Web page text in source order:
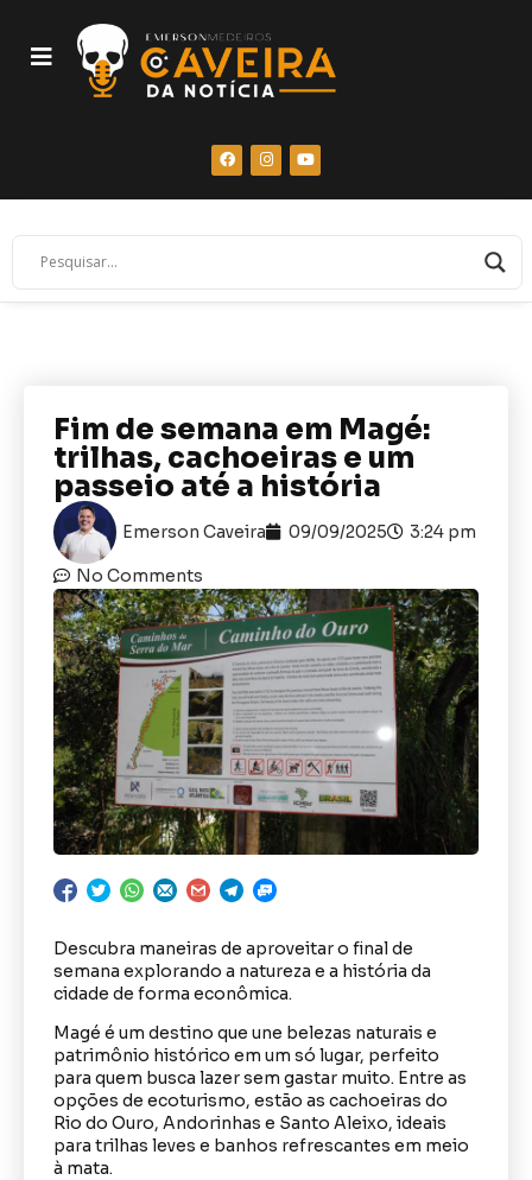
Fim de semana em Magé:
trilhas, cachoeiras e um
passeio até a história
Emerson Caveira 09/09/2025 3:24 pm
No Comments
Descubra maneiras de aproveitar o final de
semana explorando a natureza e a história da
cidade de forma econômica.
Magé é um destino que une belezas naturais e
patrimônio histórico em um só lugar, perfeito
para quem busca lazer sem gastar muito. Entre as
opções de ecoturismo, estão as cachoeiras do
Rio do Ouro, Andorinhas e Santo Aleixo, ideais
para trilhas leves e banhos refrescantes em meio
à mata.